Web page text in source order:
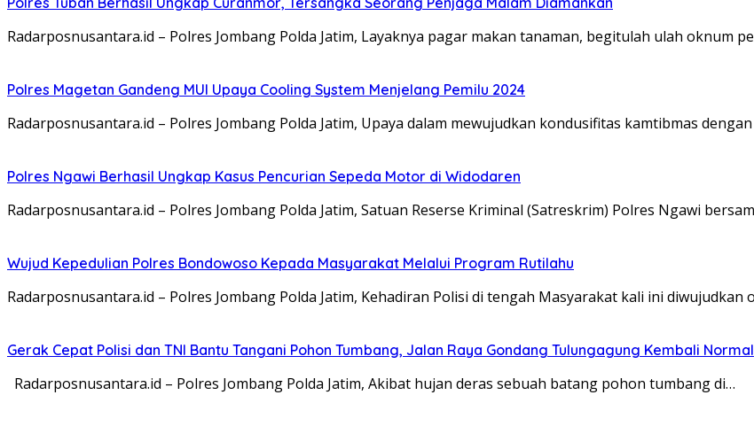
Radarposnusantara.id – Polres Jombang Polda Jatim, Layaknya pagar makan tanaman, begitulah ulah oknum
Polres Magetan Gandeng MUI Upaya Cooling System Menjelang Pemilu 2024
Radarposnusantara.id – Polres Jombang Polda Jatim, Upaya dalam mewujudkan kondusifitas kamtibmas
Polres Ngawi Berhasil Ungkap Kasus Pencurian Sepeda Motor di Widodaren
Radarposnusantara.id – Polres Jombang Polda Jatim, Satuan Reserse Kriminal (Satreskrim) Polres Ngawi
Wujud Kepedulian Polres Bondowoso Kepada Masyarakat Melalui Program Rutilahu
Radarposnusantara.id – Polres Jombang Polda Jatim, Kehadiran Polisi di tengah Masyarakat kali ini diwujudkan
Gerak Cepat Polisi dan TNI Bantu Tangani Pohon Tumbang, Jalan Raya Gondang Tulungagung Kembali Normal
Radarposnusantara.id – Polres Jombang Polda Jatim, Akibat hujan deras sebuah batang pohon tumbang di…